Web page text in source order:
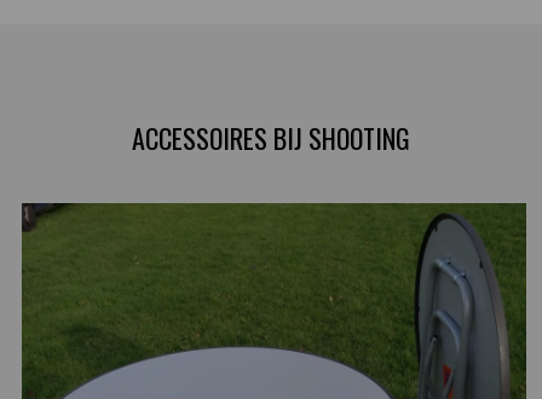
ACCESSOIRES BIJ SHOOTING